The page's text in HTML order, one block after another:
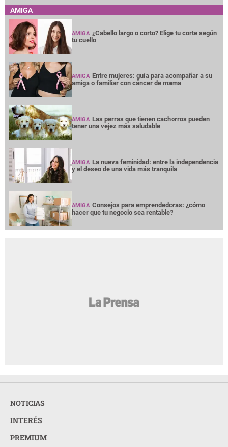
AMIGA
AMIGA ¿Cabello largo o corto? Elige tu corte según
tu cuello
AMIGA Entre mujeres: guía para acompañar a su
amiga o familiar con cáncer de mama
AMIGA Las perras que tienen cachorros pueden
tener una vejez más saludable
AMIGA La nueva feminidad: entre la independencia
y el deseo de una vida más tranquila
AMIGA Consejos para emprendedoras: ¿cómo
hacer que tu negocio sea rentable?
NOTICIAS
INTERÉS
PREMIUM